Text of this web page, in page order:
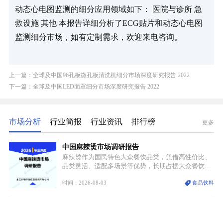
动态心电图监测的细分应用领域如下： 医院与诊所 急
救设施 其他 本报告详细分析了ECG贴片和动态心电图
监测细分市场，如有定制需求，欢迎来电咨询。
上一篇：全球及中国96孔板微孔板清洗机细分市场深度研究报告 2022
下一篇：全球及中国LED面罩细分市场深度研究报告 2022
市场分析 行业简报 行业资讯 排行榜 更多
中国麻辣烫市场调研报告
麻辣烫作为国民特色大众餐饮品类，凭借高性价比、
品类灵活、适配多场景等优势，长期占据大众餐饮重
型，叠加消费需求升级、线上流量变革、新零售业态
时间：2026-08-03 食品饮料